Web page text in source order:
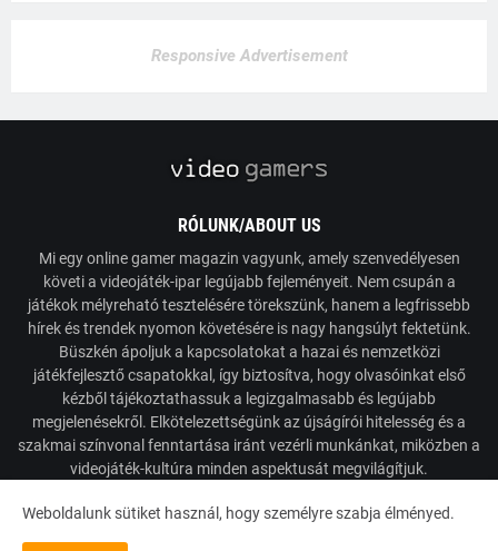
Responsive Advertisement
RÓLUNK/ABOUT US
Mi egy online gamer magazin vagyunk, amely szenvedélyesen
követi a videojáték-ipar legújabb fejleményeit. Nem csupán a
játékok mélyreható tesztelésére törekszünk, hanem a legfrissebb
hírek és trendek nyomon követésére is nagy hangsúlyt fektetünk.
Büszkén ápoljuk a kapcsolatokat a hazai és nemzetközi
játékfejlesztő csapatokkal, így biztosítva, hogy olvasóinkat első
kézből tájékoztathassuk a legizgalmasabb és legújabb
megjelenésekről. Elkötelezettségünk az újságírói hitelesség és a
szakmai színvonal fenntartása iránt vezérli munkánkat, miközben a
videojáték-kultúra minden aspektusát megvilágítjuk.
Weboldalunk sütiket használ, hogy személyre szabja élményed.